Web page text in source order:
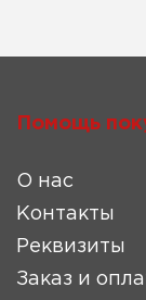
Помощь
О нас
Контакты
Реквизиты
Заказ и